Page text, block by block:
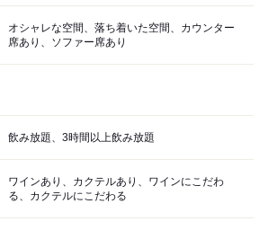
オシャレな空間、落ち着いた空間、カウンター
席あり、ソファー席あり
飲み放題、3時間以上飲み放題
ワインあり、カクテルあり、ワインにこだわ
る、カクテルにこだわる